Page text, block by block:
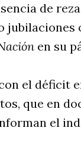
de
en su
el déficit
que en
el